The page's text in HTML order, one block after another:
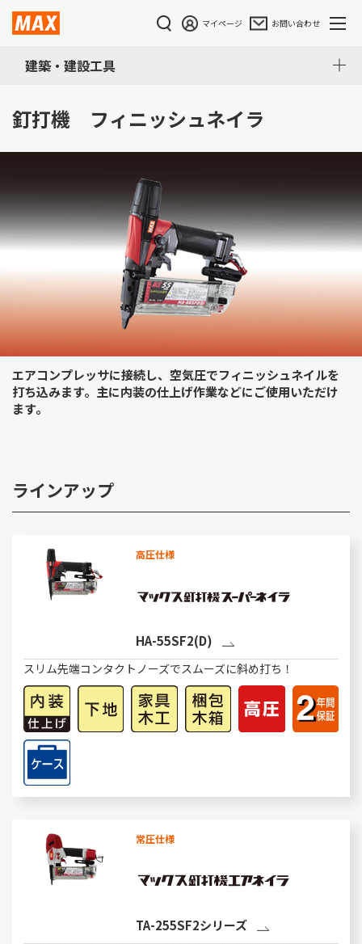
マイページ お問い合わせ
建築・建設工具
釘打機 フィニッシュネイラ
エアコンプレッサに接続し、空気圧でフィニッシュネイルを
打ち込みます。主に内装の仕上げ作業などにご使用いただけ
ます。
ラインアップ
高圧仕様
HA-55SF2(D)
スリム先端コンタクトノーズでスムーズに斜め打ち！
常圧仕様
TA-255SF2シリーズ